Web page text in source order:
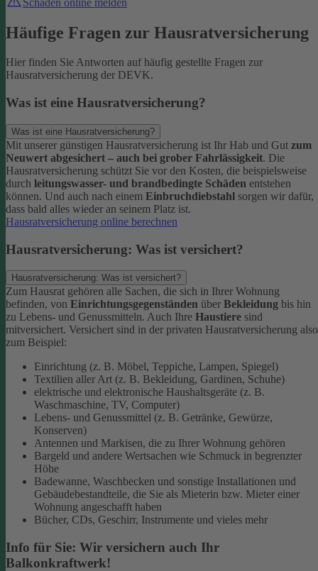
Häufige Fragen zur Hausratversicherung
Hier finden Sie Antworten auf häufig gestellte Fragen zur
Hausratversicherung der DEVK.
Was ist eine Hausratversicherung?
Was ist eine Hausratversicherung?
Mit unserer günstigen Hausratversicherung ist Ihr Hab und Gut zum
Neuwert abgesichert – auch bei grober Fahrlässigkeit. Die
Hausratversicherung schützt Sie vor den Kosten, die beispielsweise
durch leitungswasser- und brandbedingte Schäden entstehen
können. Und auch nach einem Einbruchdiebstahl sorgen wir dafür,
dass bald alles wieder an seinem Platz ist.
Hausratversicherung online berechnen
Hausratversicherung: Was ist versichert?
Hausratversicherung: Was ist versichert?
Zum Hausrat gehören alle Sachen, die sich in Ihrer Wohnung
befinden, von Einrichtungsgegenständen über Bekleidung bis hin
zu Lebens- und Genussmitteln. Auch Ihre Haustiere sind
mitversichert. Versichert sind in der privaten Hausratversicherung also
zum Beispiel:
Einrichtung (z. B. Möbel, Teppiche, Lampen, Spiegel)
Textilien aller Art (z. B. Bekleidung, Gardinen, Schuhe)
elektrische und elektronische Haushaltsgeräte (z. B.
Waschmaschine, TV, Computer)
Lebens- und Genussmittel (z. B. Getränke, Gewürze,
Konserven)
Antennen und Markisen, die zu Ihrer Wohnung gehören
Bargeld und andere Wertsachen wie Schmuck in begrenzter
Höhe
Badewanne, Waschbecken und sonstige Installationen und
Gebäudebestandteile, die Sie als Mieterin bzw. Mieter einer
Wohnung angeschafft haben
Bücher, CDs, Geschirr, Instrumente und vieles mehr
Info für Sie: Wir versichern auch Ihr
Balkonkraftwerk!